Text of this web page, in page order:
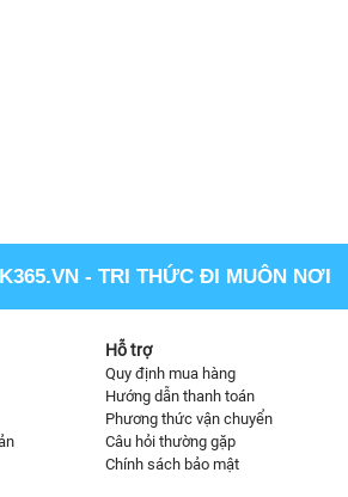
- TRI THỨC ĐI MUÔN NƠI
Hỗ trợ
Quy định mua hàng
Hướng dẫn thanh toán
Phương thức vận chuyển
Câu hỏi thường gặp
Chính sách bảo mật